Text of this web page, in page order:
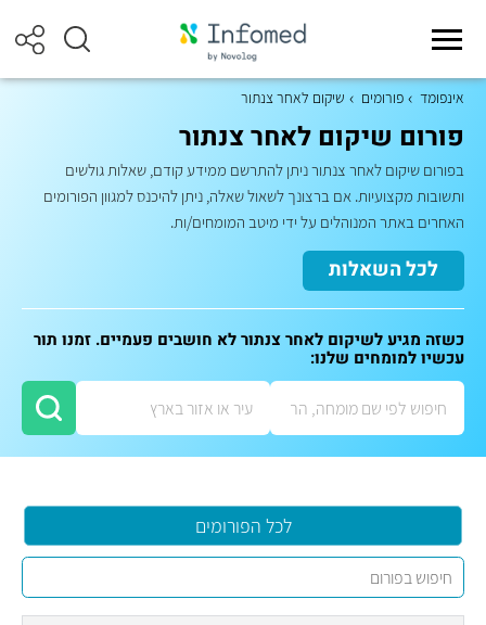
אינפומד פורומים שיקום לאחר צנתור
פורום שיקום לאחר צנתור
בפורום שיקום לאחר צנתור ניתן להתרשם ממידע קודם, שאלות גולשים
ותשובות מקצועיות. אם ברצונך לשאול שאלה, ניתן להיכנס למגוון הפורומים
האחרים באתר המנוהלים על ידי מיטב המומחים/ות.
לכל השאלות
כשזה מגיע לשיקום לאחר צנתור לא חושבים פעמיים. זמנו תור
עכשיו למומחים שלנו:
לכל הפורומים